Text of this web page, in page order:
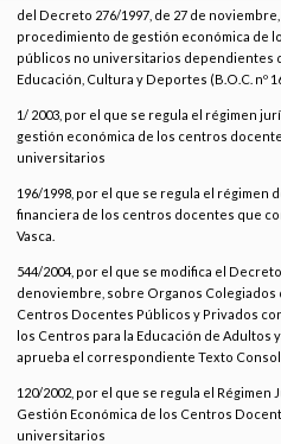
del Decreto 276/1997, de 27 de
procedimiento de gestión económica de
públicos no universitarios dependientes
Educación, Cultura y Deportes (B.O.C. nº
1/ 2003, por el que se regula el régimen
gestión económica de los centros
universitarios
196/1998, por el que se regula el régimen
financiera de los centros docentes que
Vasca.
544/2004, por el que se modifica el Decreto
denoviembre, sobre Organos Colegiados
Centros Docentes Públicos y Privados
los Centros para la Educación de Adultos
aprueba el correspondiente Texto
120/2002, por el que se regula el Régimen
Gestión Económica de los Centros
universitarios